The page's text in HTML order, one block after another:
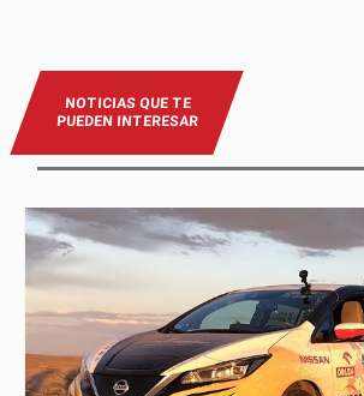
NOTICIAS QUE TE
PUEDEN INTERESAR